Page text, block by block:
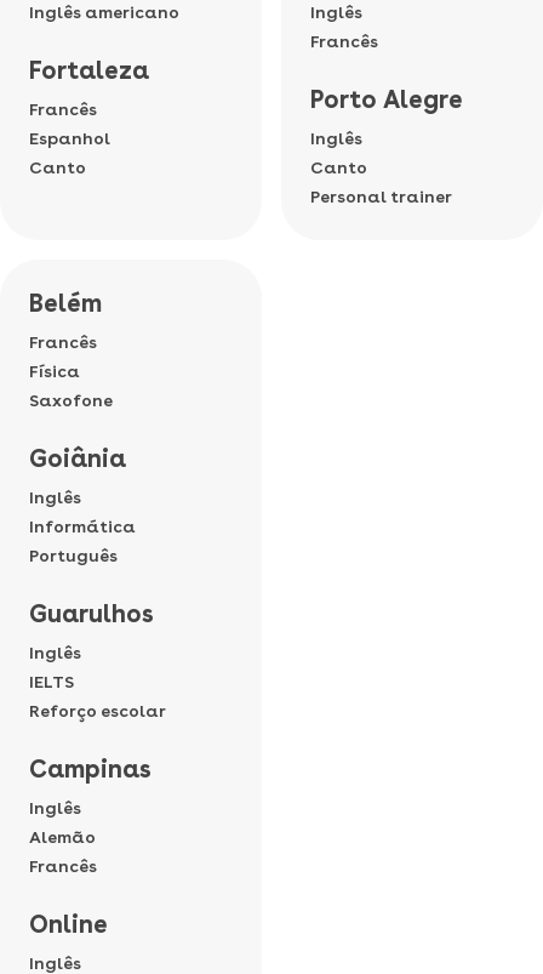
Inglês americano
Fortaleza
Francês
Espanhol
Canto
Inglês
Francês
Porto Alegre
Inglês
Canto
Personal trainer
Belém
Francês
Física
Saxofone
Goiânia
Inglês
Informática
Português
Guarulhos
Inglês
IELTS
Reforço escolar
Campinas
Inglês
Alemão
Francês
Online
Inglês